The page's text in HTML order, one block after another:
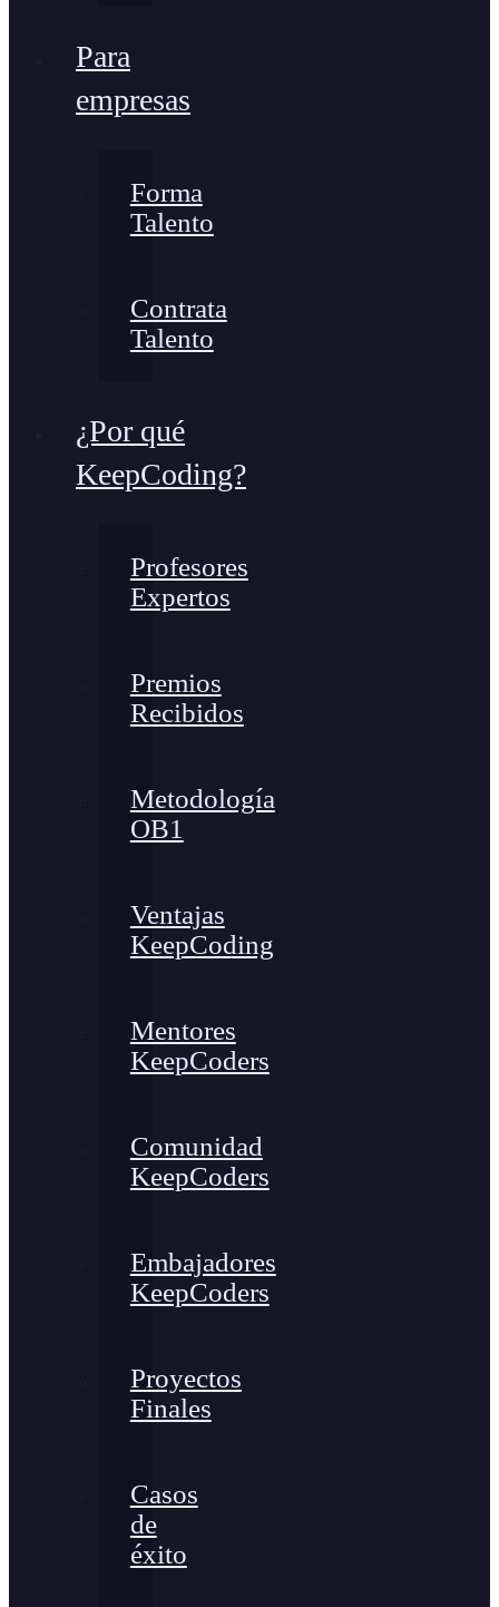
Para
empresas
Forma
Talento
Contrata
Talento
¿Por qué
KeepCoding?
Profesores
Expertos
Premios
Recibidos
Metodología
OB1
Ventajas
KeepCoding
Mentores
KeepCoders
Comunidad
KeepCoders
Embajadores
KeepCoders
Proyectos
Finales
Casos
de
éxito